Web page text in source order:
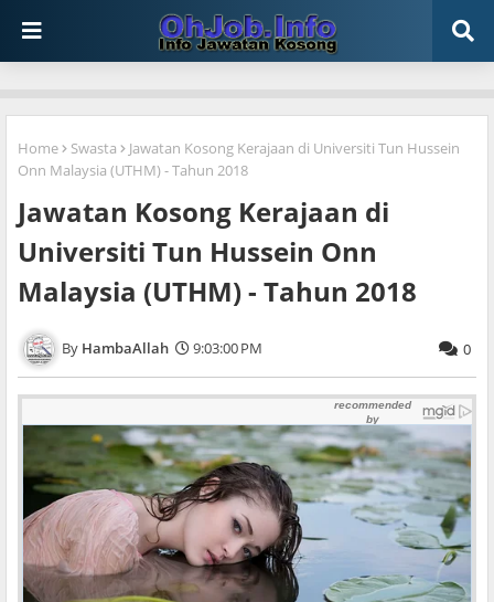
Home Swasta
Jawatan Kosong Kerajaan di Universiti Tun Hussein
Onn Malaysia (UTHM) - Tahun 2018
Jawatan Kosong Kerajaan di
Universiti Tun Hussein Onn
Malaysia (UTHM) - Tahun 2018
HambaAllah 9:03:00 PM 0